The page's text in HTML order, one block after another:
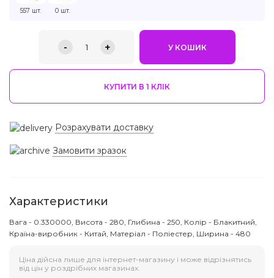
557 шт. 0 шт.
- 1 + У КОШИК
КУПИТИ В 1 КЛIК
Розрахувати доставку
Замовити зразок
Характеристики
Вага - 0.330000, Висота - 280, Глибина - 250, Колір - Блакитний,
Країна-виробник - Китай, Матеріал - Поліестер, Ширина - 480
Ціна дійсна лише для інтернет-магазину і може відрізнятись
від цін у роздрібних магазинах.